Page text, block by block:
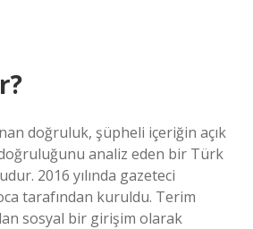
doğruluk, şüpheli içeriğin açık
analiz eden bir Türk
2016 yılında gazeteci
tarafından kuruldu. Terim
sosyal bir girişim olarak